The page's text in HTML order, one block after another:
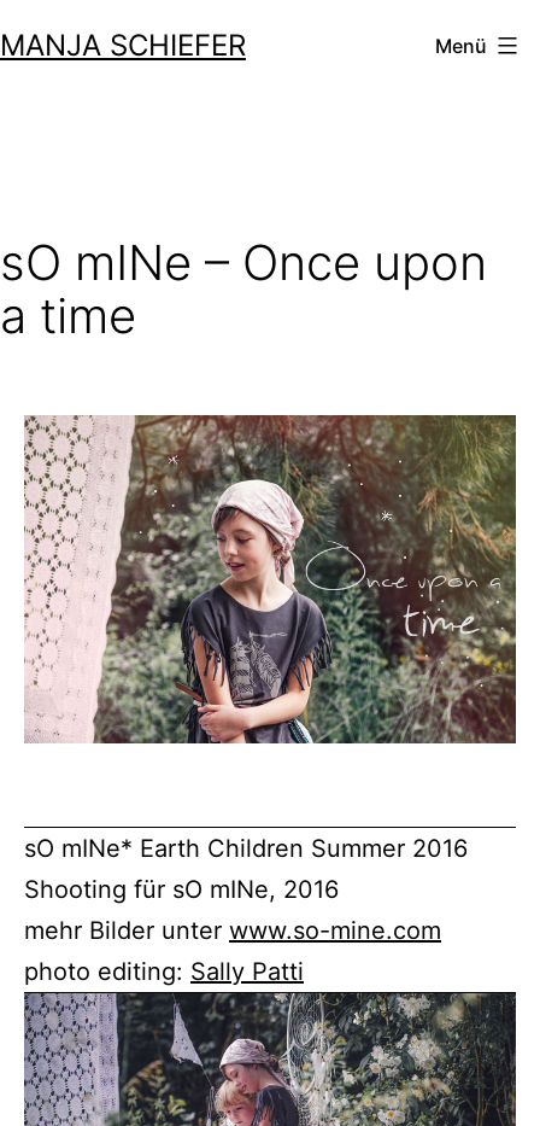
Inhalt
MANJA SCHIEFER Menü
sO mINe – Once upon
a time
sO mINe* Earth Children Summer 2016
Shooting für sO mINe, 2016
mehr Bilder unter www.so-mine.com
photo editing: Sally Patti